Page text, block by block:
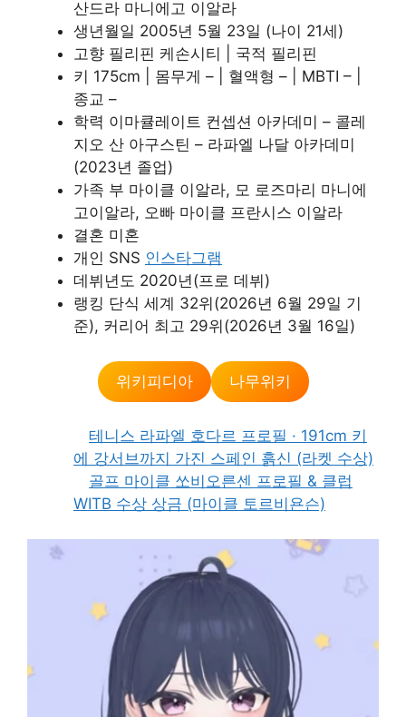
산드라 마니에고 이알라
생년월일 2005년 5월 23일 (나이 21세)
고향 필리핀 케손시티 | 국적 필리핀
키 175cm | 몸무게 – | 혈액형 – | MBTI – |
종교 –
학력 이마큘레이트 컨셉션 아카데미 – 콜레
지오 산 아구스틴 – 라파엘 나달 아카데미
(2023년 졸업)
가족 부 마이클 이알라, 모 로즈마리 마니에
고이알라, 오빠 마이클 프란시스 이알라
결혼 미혼
개인 SNS 인스타그램
데뷔년도 2020년(프로 데뷔)
랭킹 단식 세계 32위(2026년 6월 29일 기
준), 커리어 최고 29위(2026년 3월 16일)
위키피디아 나무위키
테니스 라파엘 호다르 프로필 · 191cm 키
에 강서브까지 가진 스페인 흙신 (라켓 수상)
골프 마이클 쏘비오른센 프로필 & 클럽
WITB 수상 상금 (마이클 토르비욘슨)